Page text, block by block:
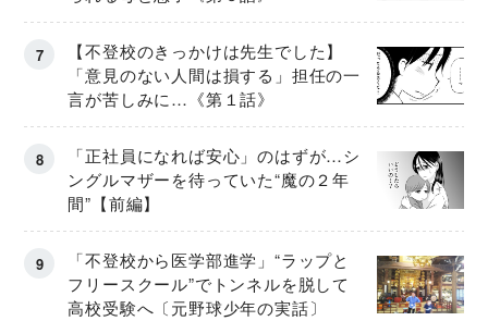
【不登校のきっかけは先生でした】
「意見のない人間は損する」担任の一
言が苦しみに…《第１話》
「正社員になれば安心」のはずが…シ
ングルマザーを待っていた“魔の２年
間”【前編】
「不登校から医学部進学」“ラップと
フリースクール”でトンネルを脱して
高校受験へ〔元野球少年の実話〕